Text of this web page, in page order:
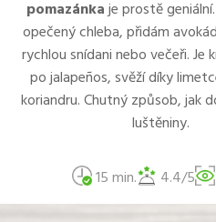
pomazánkaje prostě
opečený chleba, přidám
rychlou snídani nebo večeři. Je
po jalapeños, svěží díky
koriandru. Chutný způsob, jak
luštěniny.
15 min. 4.4/5